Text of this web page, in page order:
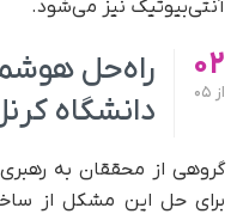
آنتی‌بیوتیک نیز می‌شود.
02
از
راه‌حل
دانشگاه
گروهی از محققان به رهبری
برای حل این مشکل از